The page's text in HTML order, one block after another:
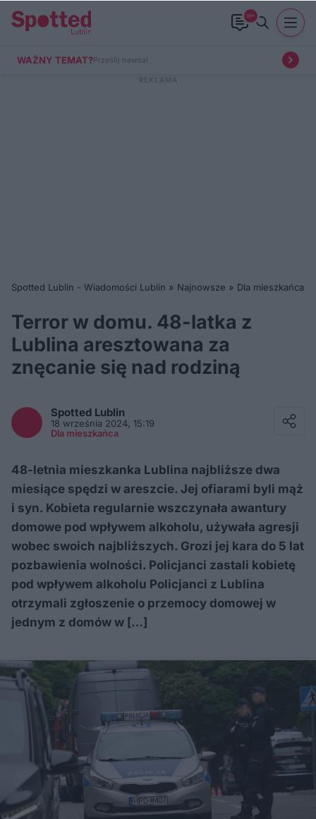
99+
WAŻNY TEMAT?Prześlij newsa!
Spotted Lublin - Wiadomości Lublin » Najnowsze » Dla mieszkańca
Terror w domu. 48-latka z
Lublina aresztowana za
znęcanie się nad rodziną
Spotted Lublin
18 września 2024, 15:19
Dla mieszkańca
48-letnia mieszkanka Lublina najbliższe dwa
miesiące spędzi w areszcie. Jej ofiarami byli mąż
i syn. Kobieta regularnie wszczynała awantury
domowe pod wpływem alkoholu, używała agresji
wobec swoich najbliższych. Grozi jej kara do 5 lat
pozbawienia wolności. Policjanci zastali kobietę
pod wpływem alkoholu Policjanci z Lublina
otrzymali zgłoszenie o przemocy domowej w
jednym z domów w […]